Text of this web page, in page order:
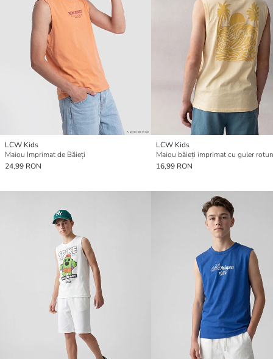
LCW Kids
Maiou Imprimat de Băieți
24,99 RON
LCW Kids
Maiou băieți imprimat cu guler
16,99 RON